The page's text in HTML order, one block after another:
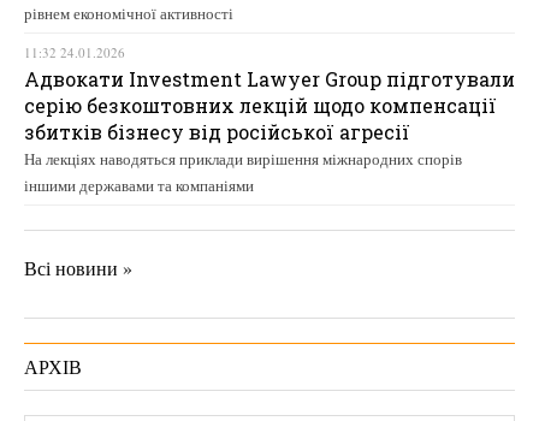
рівнем економічної активності
11:32 24.01.2026
Адвокати Investment Lawyer Group підготували
серію безкоштовних лекцій щодо компенсації
збитків бізнесу від російської агресії
На лекціях наводяться приклади вирішення міжнародних спорів
іншими державами та компаніями
Всі новини »
АРХІВ